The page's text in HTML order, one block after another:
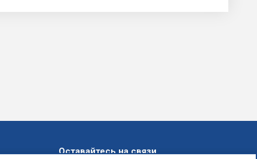
Оставайтесь на связи